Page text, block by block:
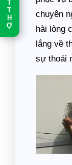
T
H
Ợ
chuyên
hài lòng
lắng về
sự thoải